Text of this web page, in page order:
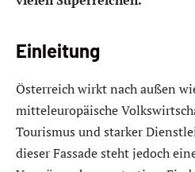
Einleitung
Österreich wirkt nach außen
mitteleuropäische
Tourismus und starker
dieser Fassade steht jedoch